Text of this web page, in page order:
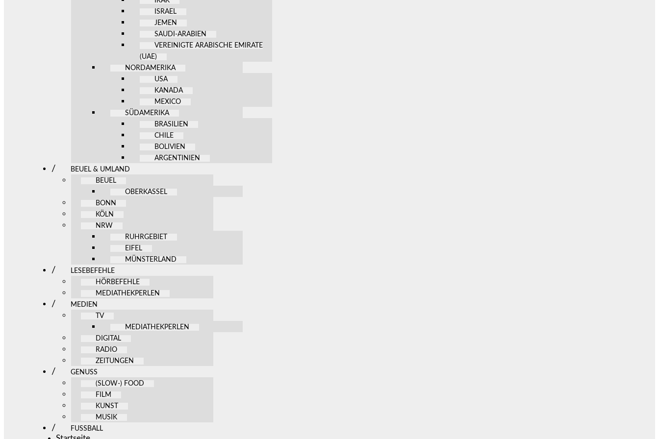
ISRAEL
JEMEN
SAUDI-ARABIEN
VEREINIGTE ARABISCHE EMIRATE
(UAE)
NORDAMERIKA
USA
KANADA
MEXICO
SÜDAMERIKA
BRASILIEN
CHILE
BOLIVIEN
ARGENTINIEN
BEUEL & UMLAND
BEUEL
OBERKASSEL
BONN
KÖLN
NRW
RUHRGEBIET
EIFEL
MÜNSTERLAND
LESEBEFEHLE
HÖRBEFEHLE
MEDIATHEKPERLEN
MEDIEN
TV
MEDIATHEKPERLEN
DIGITAL
RADIO
ZEITUNGEN
GENUSS
(SLOW-) FOOD
FILM
KUNST
MUSIK
FUSSBALL